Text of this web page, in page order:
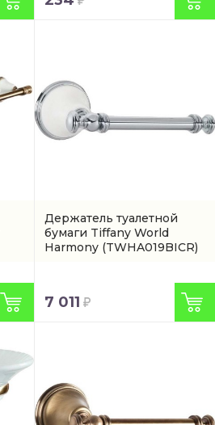
Держатель туалетной
бумаги Tiffany World
Harmony (TWHA019BICR)
7 011